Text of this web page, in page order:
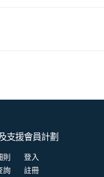
支援
則
詢
會員計劃
登入
註冊